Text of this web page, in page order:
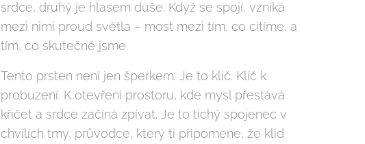
srdce, druhý je hlasem duše. Když se spojí, vzniká
mezi nimi proud světla – most mezi tím, co cítíme, a
tím, co skutečně jsme.
Tento prsten není jen šperkem. Je to klíč. Klíč k
probuzení. K otevření prostoru, kde mysl přestává
křičet a srdce začíná zpívat. Je to tichý spojenec v
chvílích tmy, průvodce, který ti připomene, že klid